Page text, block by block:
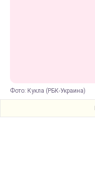
Фото: Кукла (РБК-Украина)